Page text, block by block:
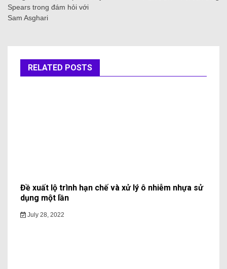
Spears trong đám hỏi với
Sam Asghari
RELATED POSTS
Đề xuất lộ trình hạn chế và xử lý ô nhiễm nhựa sử
dụng một lần
July 28, 2022